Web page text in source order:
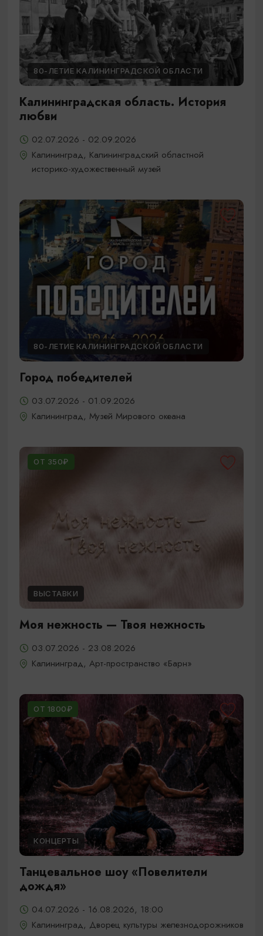
80-ЛЕТИЕ КАЛИНИНГРАДСКОЙ ОБЛАСТИ
Калининградская область. История
любви
02.07.2026 - 02.09.2026
Калининград, Калининградский областной
историко-художественный музей
80-ЛЕТИЕ КАЛИНИНГРАДСКОЙ ОБЛАСТИ
Город победителей
03.07.2026 - 01.09.2026
Калининград, Музей Мирового океана
ОТ 350₽
ВЫСТАВКИ
Моя нежность — Твоя нежность
03.07.2026 - 23.08.2026
Калининград, Арт-пространство «Барн»
ОТ 1800₽
КОНЦЕРТЫ
Танцевальное шоу «Повелители
дождя»
04.07.2026 - 16.08.2026, 18:00
Калининград, Дворец культуры железнодорожников